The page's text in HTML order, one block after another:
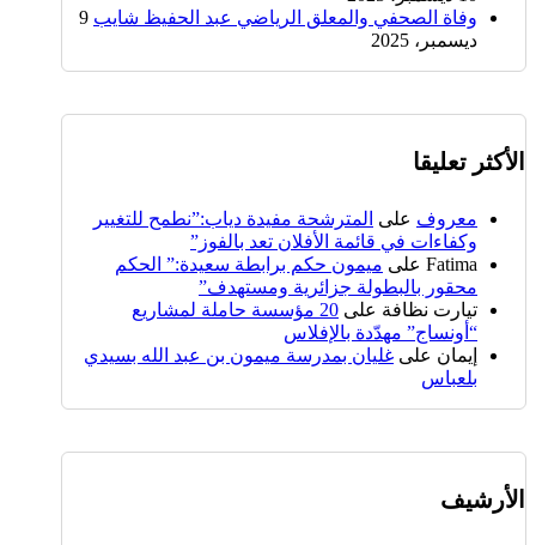
وفاة الصحفي والمعلق الرياضي عبد الحفيظ شايب 9
ديسمبر، 2025
الأكثر تعليقا
معروف على المترشحة مفيدة دياب:”نطمح للتغيير
وكفاءات في قائمة الأفلان تعد بالفوز”
Fatima على ميمون حكم برابطة سعيدة:” الحكم
محقور بالبطولة جزائرية ومستهدف”
تيارت نظافة على
20 مؤسسة حاملة لمشاريع
“أونساج” مهدّدة بالإفلاس
إيمان على غليان بمدرسة ميمون بن عبد الله بسيدي
بلعباس
الأرشيف